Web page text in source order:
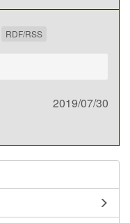
RDF/RSS
2019/07/30